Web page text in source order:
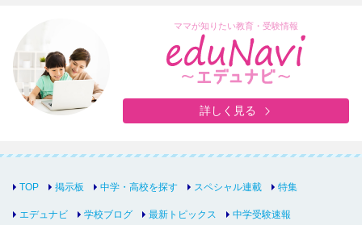
ママが知りたい教育・受験情報
詳しく見る
TOP 掲示板 中学・高校を探す スペシャル連載 特集
エデュナビ 学校ブログ 最新トピックス 中学受験速報